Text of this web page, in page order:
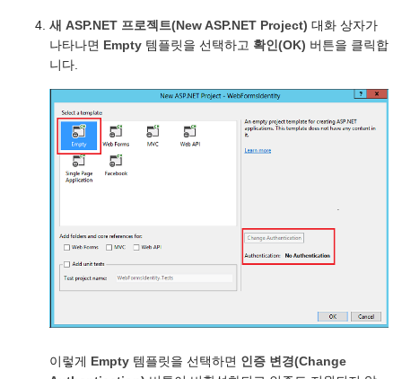
새 ASP.NET 프로젝트(New ASP.NET Project) 대화 상자가
나타나면 Empty 템플릿을 선택하고 확인(OK) 버튼을 클릭합
니다.
이렇게 Empty 템플릿을 선택하면 인증 변경(Change